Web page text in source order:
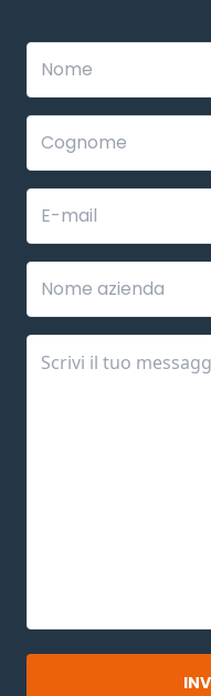
Leave
this
field
blank